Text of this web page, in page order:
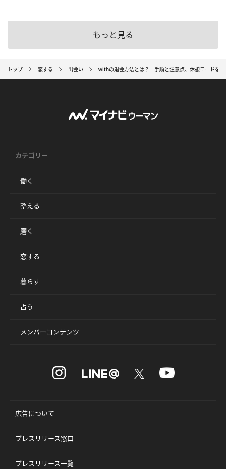
もっと見る
トップ 恋する 出会い withの退会方法とは？ 手順と注意点、休憩モードを解
カテゴリー
働く
整える
磨く
恋する
暮らす
占う
メンバーコンテンツ
広告について
プレスリリース窓口
プレスリリース一覧